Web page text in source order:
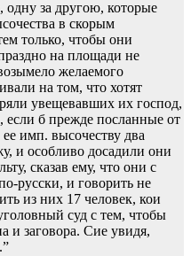
одну за другою, которые
в скорым
только, чтобы они
на площади не
желаемого
на том, что хотят
увещевавших их господ,
если б прежде посланные от
имп. высочеству два
и особливо досадили они
сказав ему, что они с
русски, и говорить не
из них 17 человек, кои
суд с тем, чтобы
и заговора. Сие увидя,